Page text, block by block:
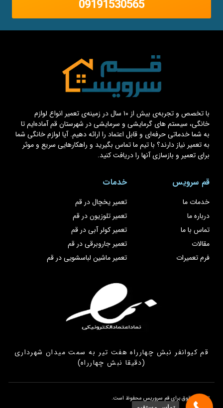
09191530565
با تخصص و تجربه‌ی بیش از ۱۰ سال در زمینه‌ی تعمیر انواع لوازم
خانگی، سیستم های گرمایشی و سرمایشی در شهرستان قم آماده‌ایم تا
به شما خدماتی حرفه‌ای و قابل اعتماد را ارائه دهیم. آیا لوازم خانگی شما
به تعمیر نیاز دارند؟ با تیم ما تماس بگیرید و راهکارهایی سریع و موثر
برای تعمیر و بازسازی آنها را دریافت کنید.
قم سرویس
خدمات ما
درباره ما
تماس با ما
مقالات
فرم تعمیرات
خدمات
تعمیر یخچال در قم
تعمیر تلوزیون در قم
تعمیر کولر آبی در قم
تعمیر جاروبرقی در قم
تعمیر ماشین لباسشویی در قم
قم کیوانفر نبش چهارراه هفت تیر به سمت میدان شهرداری
(دقیقا نبش چهارراه)
تمامی حقوق برای قم سروریس محفوظ است.